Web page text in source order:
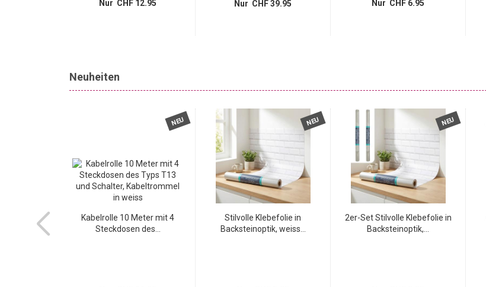
Nur CHF 12.95
Nur CHF 39.95
Nur CHF 6.95
Neuheiten
80x50 cm in
NEU
Kabelrolle 10 Meter mit 4
Steckdosen des...
NEU
Stilvolle Klebefolie in
Backsteinoptik, weiss...
NEU
2er-Set Stilvolle Klebefolie in
Backsteinoptik,...